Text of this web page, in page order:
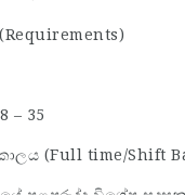
– 35
(Full time/Shift